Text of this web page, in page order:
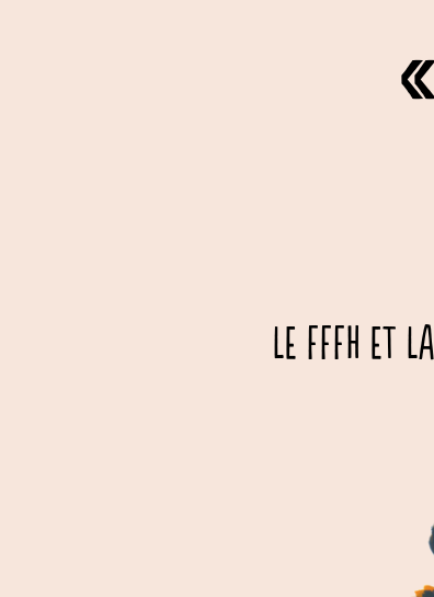
Le FFFH et